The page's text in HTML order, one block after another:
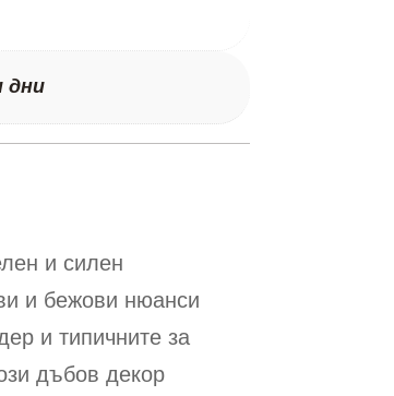
дни
и силен
и бежови нюанси
и типичните за
дъбов декор